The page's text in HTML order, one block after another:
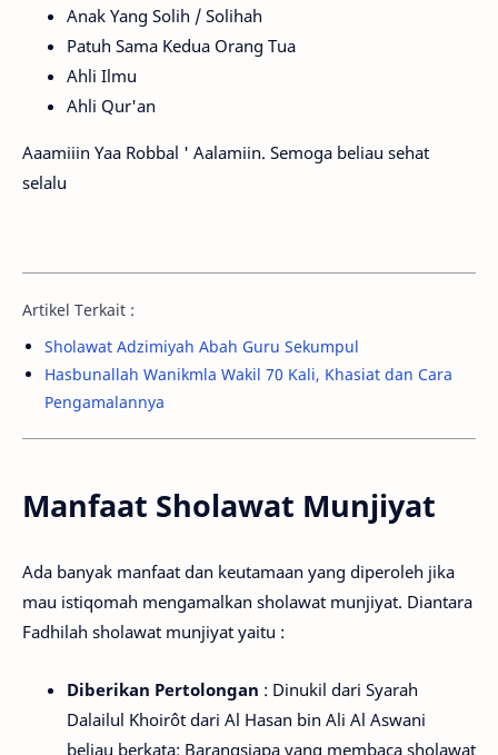
Anak Yang Solih / Solihah
Patuh Sama Kedua Orang Tua
Ahli Ilmu
Ahli Qur'an
Aaamiiin Yaa Robbal ' Aalamiin. Semoga beliau sehat
selalu
Artikel Terkait :
Sholawat Adzimiyah Abah Guru Sekumpul
Hasbunallah Wanikmla Wakil 70 Kali, Khasiat dan Cara
Pengamalannya
Manfaat Sholawat Munjiyat
Ada banyak manfaat dan keutamaan yang diperoleh jika
mau istiqomah mengamalkan sholawat munjiyat. Diantara
Fadhilah sholawat munjiyat yaitu :
Diberikan Pertolongan : Dinukil dari Syarah
Dalailul Khoirôt dari Al Hasan bin Ali Al Aswani
beliau berkata: Barangsiapa yang membaca sholawat